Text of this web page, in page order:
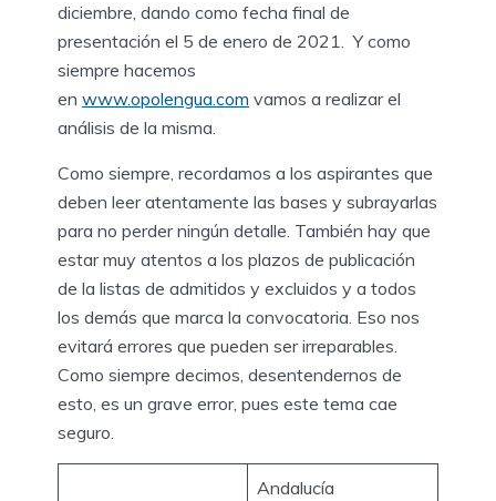
diciembre, dando como fecha final de
presentación el 5 de enero de 2021. Y como
siempre hacemos
en www.opolengua.com vamos a realizar el
análisis de la misma.
Como siempre, recordamos a los aspirantes que
deben leer atentamente las bases y subrayarlas
para no perder ningún detalle. También hay que
estar muy atentos a los plazos de publicación
de la listas de admitidos y excluidos y a todos
los demás que marca la convocatoria. Eso nos
evitará errores que pueden ser irreparables.
Como siempre decimos, desentendernos de
esto, es un grave error, pues este tema cae
seguro.
Andalucía